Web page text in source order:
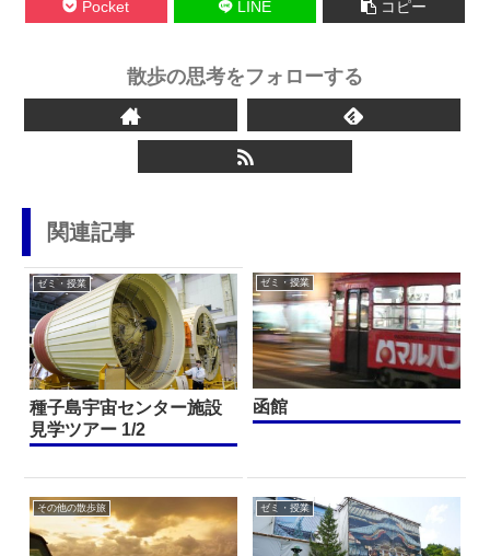
Pocket LINE コピー
散歩の思考をフォローする
関連記事
ゼミ・授業
種子島宇宙センター施設
見学ツアー 1/2
ゼミ・授業
函館
その他の散歩旅 ゼミ・授業